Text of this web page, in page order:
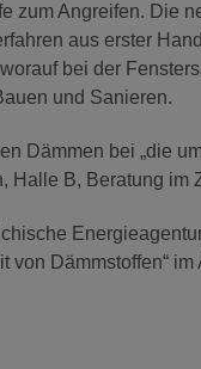
zum Angreifen. Die
aus erster
bei der
und Sanieren.
Dämmen bei „die
Halle B, Beratung im
Dämmstoffen“